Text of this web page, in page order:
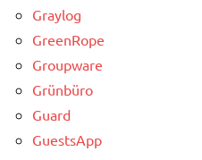
Graylog
GreenRope
Groupware
Grünbüro
Guard
GuestsApp